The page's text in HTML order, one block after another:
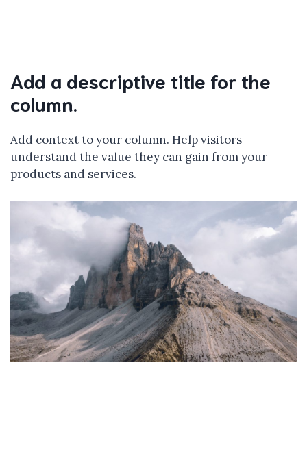
Add a descriptive title for the
column.
Add context to your column. Help visitors
understand the value they can gain from your
products and services.